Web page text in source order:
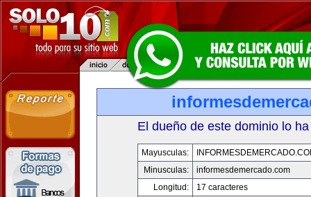
El dueño de este dominio lo
Mayusculas:
Minusculas:
informesdemercado.com
Longitud:
17 caracteres